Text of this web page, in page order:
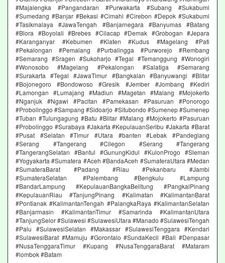
#Majalengka #Pangandaran #Purwakarta #Subang #Sukabumi
#Sumedang #Banjar #Bekasi #Cimahi #Cirebon #Depok #Sukabumi
#Tasikmalaya #JawaTengah #Banjarnegara #Banyumas #Batang
#Blora #Boyolali #Brebes #Cilacap #Demak #Grobogan #Jepara
#Karanganyar #Kebumen #Klaten #Kudus #Magelang #Pati
#Pekalongan #Pemalang #Purbalingga #Purworejo #Rembang
#Semarang #Sragen #Sukoharjo #Tegal #Temanggung #Wonogiri
#Wonosobo #Magelang #Pekalongan #Salatiga #Semarang
#Surakarta #Tegal #JawaTimur #Bangkalan #Banyuwangi #Blitar
#Bojonegoro #Bondowoso #Gresik #Jember #Jombang #Kediri
#Lamongan #Lumajang #Madiun #Magetan #Malang #Mojokerto
#Nganjuk #Ngawi #Pacitan #Pamekasan #Pasuruan #Ponorogo
#Probolinggo #Sampang #Sidoarjo #Situbondo #Sumenep #Sumenep
#Tuban #Tulungagung #Batu #Blitar #Malang #Mojokerto #Pasuruan
#Probolinggo #Surabaya #Jakarta #KepulauanSeribu #Jakarta #Barat
#Pusat #Selatan #Timur #Utara #banten #Lebak #Pandeglang
#Serang #Tangerang #Cilegon #Serang #Tangerang
#TangerangSelatan #Bantul #GunungKidul #KulonProgo #Sleman
#Yogyakarta #Sumatera #Aceh #BandaAceh #SumateraUtara #Medan
#SumateraBarat #Padang #Riau #Pekanbaru #Jambi
#SumateraSelatan #Palembang #Bengkulu #Lampung
#BandarLampung #KepulauanBangkaBelitung #PangkalPinang
#KepulauanRiau #TanjungPinang #Kalimatan #KalimantanBarat
#Pontianak #KalimantanTengah #PalangkaRaya #KalimantanSelatan
#Banjarmasin #KalimantanTimur #Samarinda #KalimantanUtara
#TanjungSelor #Sulawesi #SulawesiUtara #Manado #SulawesiTengah
#Palu #SulawesiSelatan #Makassar #SulawesiTenggara #Kendari
#SulawesiBarat #Mamuju #Gorontalo #SundaKecil #Bali #Denpasar
#NusaTenggaraTimur #Kupang #NusaTenggaraBarat #Mataram
#lombok #Batam